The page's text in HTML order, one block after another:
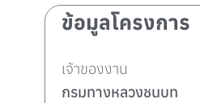
ข้อมูลโครงการ
เจ้าของงาน
กรมทางหลวงชนบท